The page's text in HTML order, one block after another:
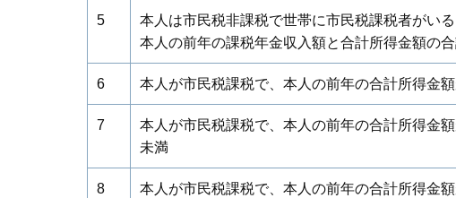
5
本人は市民税非課税で世帯に市民税課税者がいる
本人の前年の課税年金収入額と合計所得金額の
6 本人が市民税課税で、本人の前年の合計所得金
7
本人が市民税課税で、本人の前年の合計所得金
未満
8
本人が市民税課税で、本人の前年の合計所得金